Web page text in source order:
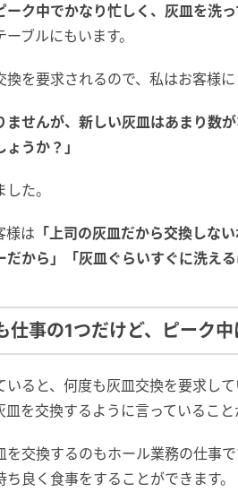
ーク中でかなり忙しく、灰皿を洗
ブルにもいます。
換を要求されるので、私はお客様に
ませんが、新しい灰皿はあまり数
うか？」
た。
様は 「上司の灰皿だから交換しな
だから」「灰皿ぐらいすぐに洗える
仕事の1つだけど、ピーク
いると、何度も灰皿交換を要求し
皿を交換するように言っていること
を交換するのもホール業務の仕事
良く食事をすることができます。